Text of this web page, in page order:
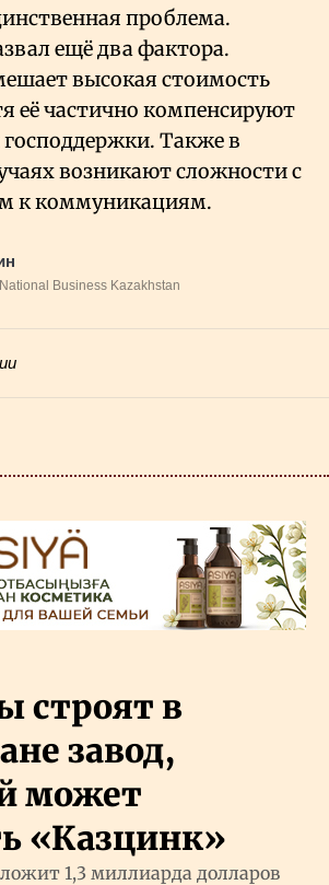
проблема.
ещё два фактора.
высокая стоимость
её частично компенсируют
Также в
возникают сложности с
к коммуникациям.
Business Kazakhstan
строят в
завод,
может
«Казцинк»
1,3 миллиарда долларов